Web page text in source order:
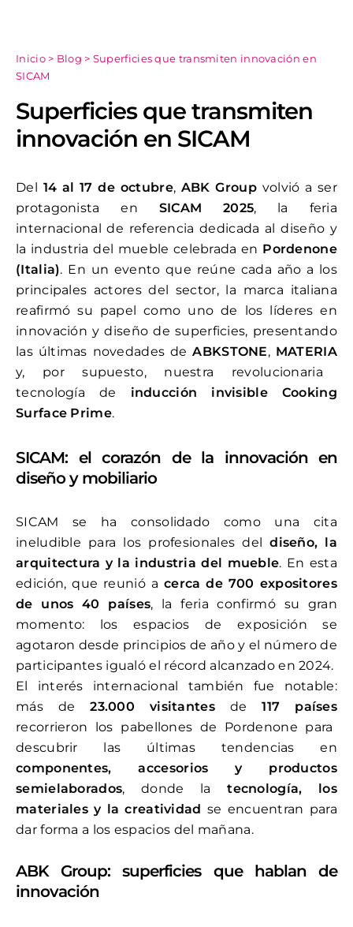
Inicio> Blog > Superficies que transmiten innovación en
SICAM
Superficies que transmiten
innovación en SICAM
Del 14 al 17 de octubre, ABK Groupvolvió a ser
protagonista en SICAM 2025, la feria
internacional de referencia dedicada al diseño y
la industria del mueble celebrada en Pordenone
(Italia). En un evento que reúne cada año a los
principales actores del sector, la marca italiana
reafirmó su papel como uno de los líderes en
innovación y diseño de superficies, presentando
las últimas novedades deABKSTONE, MATERIA
y, por supuesto, nuestra revolucionaria
tecnología de inducción invisible Cooking
Surface Prime.
SICAM: el corazón de la innovación en
diseño y mobiliario
SICAM se ha consolidado como una cita
ineludible para los profesionales deldiseño, la
arquitectura y la industria del mueble. En esta
edición, que reunió a cerca de 700 expositores
de unos 40 países, la feria confirmó su gran
momento: los espacios de exposición se
agotaron desde principios de año y el número de
participantes igualó el récord alcanzado en 2024.
El interés internacional también fue notable:
más de23.000 visitantes de117 países
recorrieron los pabellones de Pordenone para
descubrir las últimas tendencias en
componentes, accesorios y productos
semielaborados, donde latecnología, los
materiales y la creatividad se encuentran para
dar forma a los espacios del mañana.
ABK Group: superficies que hablan de
innovación